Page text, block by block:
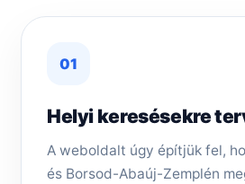
01
Helyi keresésekre
A weboldalt úgy építjük fel,
és Borsod-Abaúj-Zemplén